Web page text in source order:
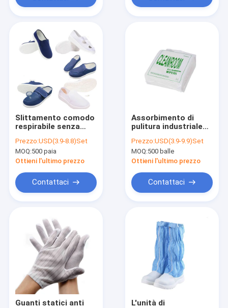
Prodotti
Fatory Tour
Controllo di qualità
notizie
Tutti i casi
Nastro d'imballaggio di ESD
Cancello girevole sicuro dell'entrata
Accessori del locale senza polvere
Nastro di copertura
Slittamento comodo
respirabile senza
elaborazione del
fondo del PVC di
Mesh Top Anti Static
Prezzo:USD(3.9-8.8)Set
MOQ:500 paia
Ottieni l'ultimo prezzo
Contattaci
Assorbimento di
pulitura industriale
petrolio e di acqua
della lente della carta
0609
Prezzo:USD(3.9-9.9)Set
MOQ:500 balle
Ottieni l'ultimo prezzo
Contattaci
Guanti statici anti
L'unità di